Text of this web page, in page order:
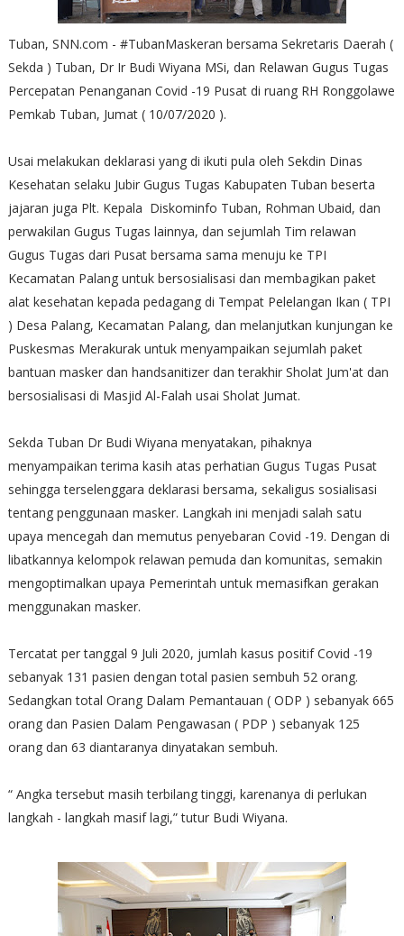
Tuban, SNN.com - #TubanMaskeran bersama Sekretaris Daerah (
Sekda ) Tuban, Dr Ir Budi Wiyana MSi, dan Relawan Gugus Tugas
Percepatan Penanganan Covid -19 Pusat di ruang RH Ronggolawe
Pemkab Tuban, Jumat ( 10/07/2020 ).
Usai melakukan deklarasi yang di ikuti pula oleh Sekdin Dinas
Kesehatan selaku Jubir Gugus Tugas Kabupaten Tuban beserta
jajaran juga Plt. Kepala Diskominfo Tuban, Rohman Ubaid, dan
perwakilan Gugus Tugas lainnya, dan sejumlah Tim relawan
Gugus Tugas dari Pusat bersama sama menuju ke TPI
Kecamatan Palang untuk bersosialisasi dan membagikan paket
alat kesehatan kepada pedagang di Tempat Pelelangan Ikan ( TPI
) Desa Palang, Kecamatan Palang, dan melanjutkan kunjungan ke
Puskesmas Merakurak untuk menyampaikan sejumlah paket
bantuan masker dan handsanitizer dan terakhir Sholat Jum'at dan
bersosialisasi di Masjid Al-Falah usai Sholat Jumat.
Sekda Tuban Dr Budi Wiyana menyatakan, pihaknya
menyampaikan terima kasih atas perhatian Gugus Tugas Pusat
sehingga terselenggara deklarasi bersama, sekaligus sosialisasi
tentang penggunaan masker. Langkah ini menjadi salah satu
upaya mencegah dan memutus penyebaran Covid -19. Dengan di
libatkannya kelompok relawan pemuda dan komunitas, semakin
mengoptimalkan upaya Pemerintah untuk memasifkan gerakan
menggunakan masker.
Tercatat per tanggal 9 Juli 2020, jumlah kasus positif Covid -19
sebanyak 131 pasien dengan total pasien sembuh 52 orang.
Sedangkan total Orang Dalam Pemantauan ( ODP ) sebanyak 665
orang dan Pasien Dalam Pengawasan ( PDP ) sebanyak 125
orang dan 63 diantaranya dinyatakan sembuh.
“ Angka tersebut masih terbilang tinggi, karenanya di perlukan
langkah - langkah masif lagi,” tutur Budi Wiyana.